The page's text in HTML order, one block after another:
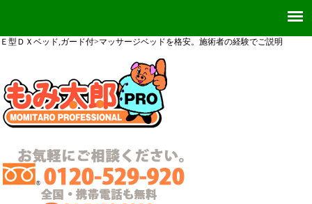
Ｅ型ＤＸベッド,ガード付>マッサージベッドを格安。施術者の経験でご説明